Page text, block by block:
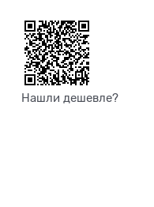
Нашли дешевле?